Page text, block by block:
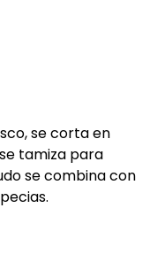
se corta en
tamiza para
se combina con